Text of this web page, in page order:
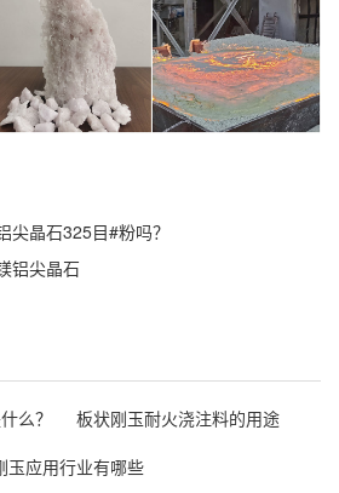
尖晶石325目#粉吗？
铝尖晶石
么？
板状刚玉耐火浇注料的用途
玉应用行业有哪些